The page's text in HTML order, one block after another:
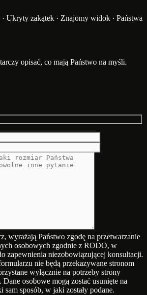
Ukryty zakątek · Znajomy widok · Państwa
opisać, co mają Państwo na myśli.
wyrażają Państwo zgodę na przetwarzanie
osobowych zgodnie z RODO, w
zapewnienia niezobowiązującej konsultacji.
nie będą przekazywane stronom
wyłącznie na potrzeby strony
osobowe mogą zostać usunięte na
sam sposób, w jaki zostały podane.